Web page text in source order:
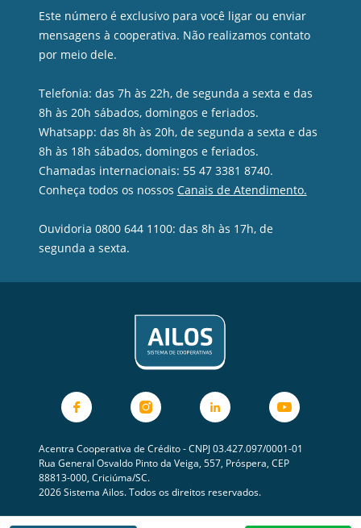
Este número é exclusivo para você ligar ou enviar
mensagens à cooperativa. Não realizamos contato
por meio dele.
Telefonia: das 7h às 22h, de segunda a sexta e das
8h às 20h sábados, domingos e feriados.
Whatsapp: das 8h às 20h, de segunda a sexta e das
8h às 18h sábados, domingos e feriados.
Chamadas internacionais: 55 47 3381 8740.
Conheça todos os nossos Canais de Atendimento.
Ouvidoria 0800 644 1100: das 8h às 17h, de
segunda a sexta.
Acentra Cooperativa de Crédito - CNPJ 03.427.097/0001-01
Rua General Osvaldo Pinto da Veiga, 557, Próspera, CEP
88813-000, Criciúma/SC.
2026 Sistema Ailos. Todos os direitos reservados.